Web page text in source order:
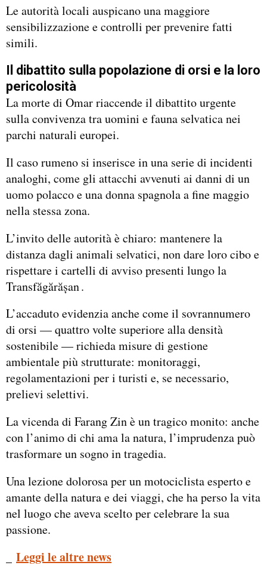
Le autorità locali auspicano una maggiore
sensibilizzazione e controlli per prevenire fatti
simili.
Il dibattito sulla popolazione di orsi e la loro
pericolosità
La morte di Omar riaccende il dibattito urgente
sulla convivenza tra uomini e fauna selvatica nei
parchi naturali europei.
Il caso rumeno si inserisce in una serie di incidenti
analoghi, come gli attacchi avvenuti ai danni di un
uomo polacco e una donna spagnola a fine maggio
nella stessa zona.
L’invito delle autorità è chiaro: mantenere la
distanza dagli animali selvatici, non dare loro cibo e
rispettare i cartelli di avviso presenti lungo la
Transfăgărășan .
L’accaduto evidenzia anche come il sovrannumero
di orsi — quattro volte superiore alla densità
sostenibile — richieda misure di gestione
ambientale più strutturate: monitoraggi,
regolamentazioni per i turisti e, se necessario,
prelievi selettivi.
La vicenda di Farang Zin è un tragico monito: anche
con l’animo di chi ama la natura, l’imprudenza può
trasformare un sogno in tragedia.
Una lezione dolorosa per un motociclista esperto e
amante della natura e dei viaggi, che ha perso la vita
nel luogo che aveva scelto per celebrare la sua
passione.
Leggi le altre news